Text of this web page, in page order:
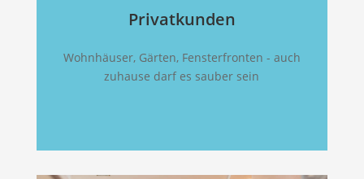
Privatkunden
Wohnhäuser, Gärten, Fensterfronten - auch
zuhause darf es sauber sein